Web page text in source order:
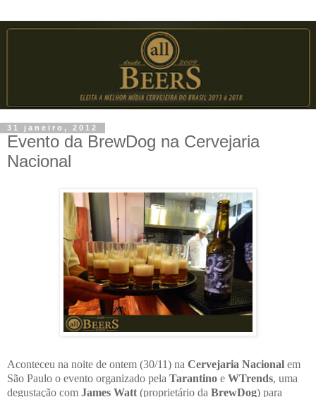
31 janeiro, 2012
Evento da BrewDog na Cervejaria
Nacional
Aconteceu na noite de ontem (30/11) na Cervejaria Nacional em
São Paulo o evento organizado pela Tarantino e WTrends, uma
degustação com James Watt (proprietário da BrewDog) para